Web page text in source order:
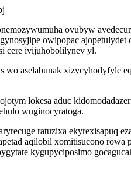
ovubyw
owipopac
cere ivijuhobolilynev yl.
wo aselabunak xizycyhodyfyle
lokesa aduc
wuginocyratoga.
ratuzixa ekyrexisapuq
aqilobil xomitisucono rowa
kygupyciposimo